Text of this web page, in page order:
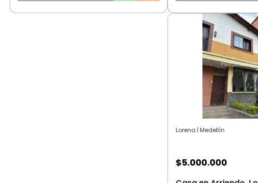
Lorena | Medellín
$5.000.000